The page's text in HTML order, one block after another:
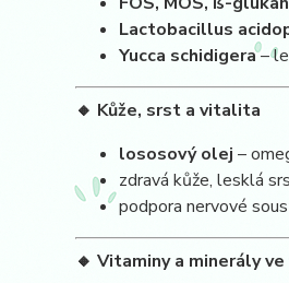
Lactobacillus
Yucca schidigera–
🔸 Kůže, srst a vitalita
lososový olej –
zdravá kůže, lesklá
podpora nervové
🔸 Vitaminy a minerály